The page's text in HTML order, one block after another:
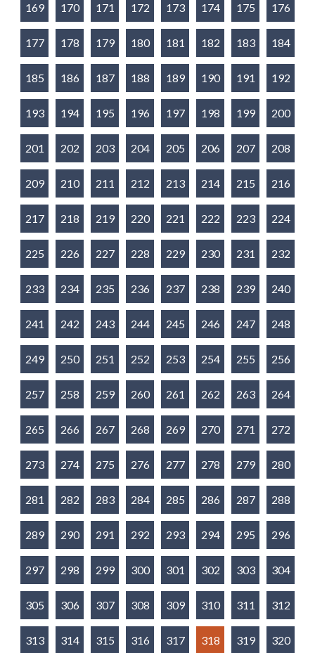
169 170 171 172 173 174 175 176
177 178 179 180 181 182 183 184
185 186 187 188 189 190 191 192
193 194 195 196 197 198 199 200
201 202 203 204 205 206 207 208
209 210 211 212 213 214 215 216
217 218 219 220 221 222 223 224
225 226 227 228 229 230 231 232
233 234 235 236 237 238 239 240
241 242 243 244 245 246 247 248
249 250 251 252 253 254 255 256
257 258 259 260 261 262 263 264
265 266 267 268 269 270 271 272
273 274 275 276 277 278 279 280
281 282 283 284 285 286 287 288
289 290 291 292 293 294 295 296
297 298 299 300 301 302 303 304
305 306 307 308 309 310 311 312
313 314 315 316 317 318 319 320